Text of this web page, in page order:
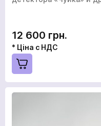
12 600 грн.
* Ціна с НДС